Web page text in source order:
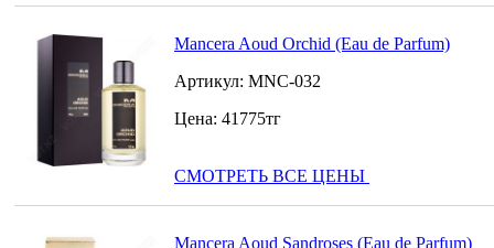
Mancera Aoud Orchid (Eau de Parfum)
Артикул: MNC-032
Цена: 41775тг
СМОТРЕТЬ ВСЕ ЦЕНЫ
Mancera Aoud Sandroses (Eau de Parfum)